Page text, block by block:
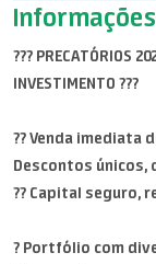
Informações
??? PRECATÓRIOS
INVESTIMENTO ???
?? Venda imediata
Descontos únicos,
?? Capital seguro,
? Portfólio com